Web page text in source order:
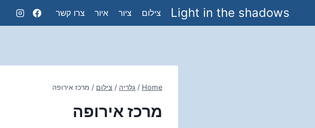
Light in the shadows צילום ציור איור צרו קשר
Home
/ גלריה / צילום / מרכז אירופה
מרכז אירופה